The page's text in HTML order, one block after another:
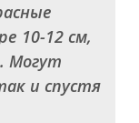
10-12 см,
Могут
и спустя